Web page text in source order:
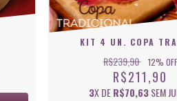
R$239,90 12% OFF
R$211,90
3X DER$70,63SEM